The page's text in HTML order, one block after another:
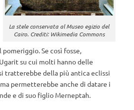
La stele conservata al Museo egizio del
Cairo. Crediti: Wikimedia Commons
pomeriggio. Se così fosse,
su cui molti hanno delle
tratterebbe della più antica eclissi
permetterebbe anche di datare i
e di suo figlio Merneptah.